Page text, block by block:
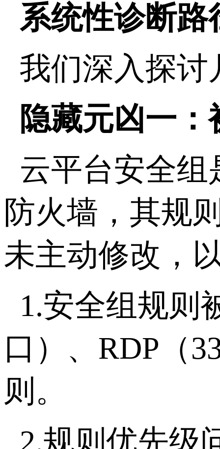
系统性诊断
我们深入探讨
隐藏元凶一
云平台安全组
防火墙，其规
未主动修改，
1.安全组规则
口）、 RDP （
则。
2.规则优先级